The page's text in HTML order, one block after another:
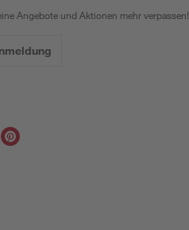
Angebote und Aktionen mehr verpassen!